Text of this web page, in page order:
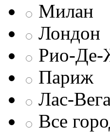
Милан
Лондон
Рио-Де-
Париж
Лас-
Все